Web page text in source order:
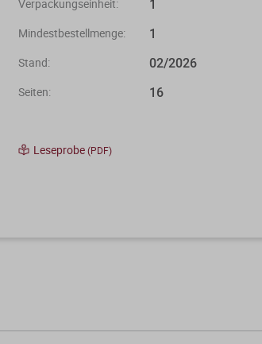
Verpackungseinheit: 1
Mindestbestellmenge: 1
Stand: 02/2026
Seiten: 16
Leseprobe(PDF)